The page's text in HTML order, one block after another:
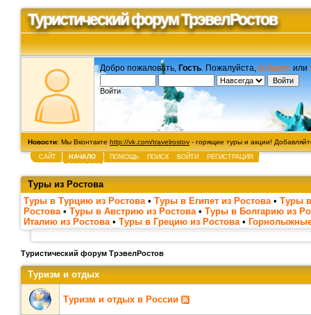
Туристический форум ТрэвелРостов
Добро пожаловать, Гость . Пожалуйста, войдите или
Войти
Новости: Мы Вконтакте http://vk.com/travelrostov - горящие туры и акции!
САЙТ НАЧАЛО ПОМОЩЬ ПОИСК ВОЙТИ РЕГИСТРАЦИЯ
Туры из Ростова
Туры в Турцию из Ростова • Туры в Египет из Ростова • Туры
Ростова • Туры в Австрию из Ростова • Туры в Болгарию из
Италию из Ростова • Туры в Грецию из Ростова •
Туристический форум ТрэвелРостов
Туризм и отдых
Туризм и отдых в России